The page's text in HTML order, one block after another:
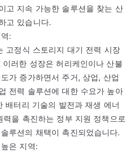
고 지속 가능한 솔루션을 찾는 산
고 있습니다.
:
고정식 스토리지 대기 전력 시장
러한 성장은 허리케인이나 산불
가 증가하면서 주거, 상업, 산업
전력 솔루션에 대한 수요가 높아
배터리 기술의 발전과 재생 에너
을 촉진하는 정부 지원 정책으로
루션의 채택이 촉진되었습니다.
은 지역: